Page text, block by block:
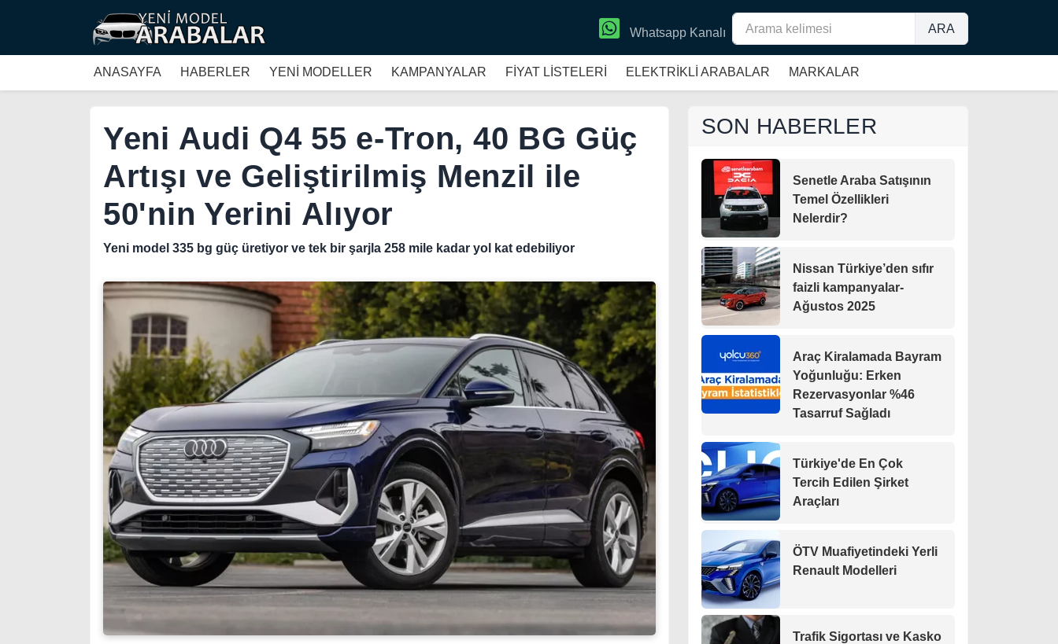
ARA
Whatsapp Kanalı
ANASAYFA HABERLER YENİ MODELLER KAMPANYALAR FİYAT LİSTELERİ ELEKTRİKLİ ARABALAR MARKALAR
Yeni Audi Q4 55 e-Tron, 40 BG Güç
Artışı ve Geliştirilmiş Menzil ile
50'nin Yerini Alıyor
Yeni model 335 bg güç üretiyor ve tek bir şarjla 258 mile kadar yol kat edebiliyor
SON HABERLER
Senetle Araba Satışının
Temel Özellikleri
Nelerdir?
Nissan Türkiye’den sıfır
faizli kampanyalar-
Ağustos 2025
Araç Kiralamada Bayram
Yoğunluğu: Erken
Rezervasyonlar %46
Tasarruf Sağladı
Türkiye'de En Çok
Tercih Edilen Şirket
Araçları
ÖTV Muafiyetindeki Yerli
Renault Modelleri
Trafik Sigortası ve Kasko